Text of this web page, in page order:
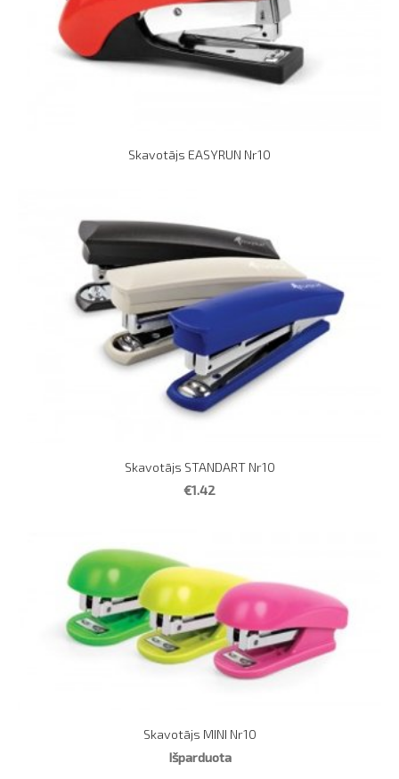
Skavotājs EASYRUN Nr10
Skavotājs STANDART Nr10
€1.42
Skavotājs MINI Nr10
Išparduota